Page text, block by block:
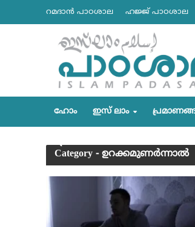
റമദാന്‍ പാഠശാല ഹജ്ജ് പാഠശാല
ഹോം ഇസ് ലാം
Category - ഉറക്കമുണര്‍ന്നാല്‍